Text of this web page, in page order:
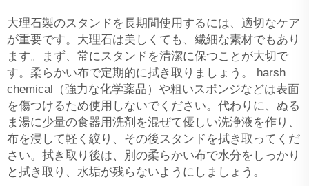
大理石製のスタンドを長期間使用するには、適切なケア
が重要です。大理石は美しくても、繊細な素材でもあり
ます。まず、常にスタンドを清潔に保つことが大切で
す。柔らかい布で定期的に拭き取りましょう。 harsh
chemical（強力な化学薬品）や粗いスポンジなどは表面
を傷つけるため使用しないでください。代わりに、ぬる
ま湯に少量の食器用洗剤を混ぜて優しい洗浄液を作り、
布を浸して軽く絞り、その後スタンドを拭き取ってくだ
さい。拭き取り後は、別の柔らかい布で水分をしっかり
と拭き取り、水垢が残らないようにしましょう。